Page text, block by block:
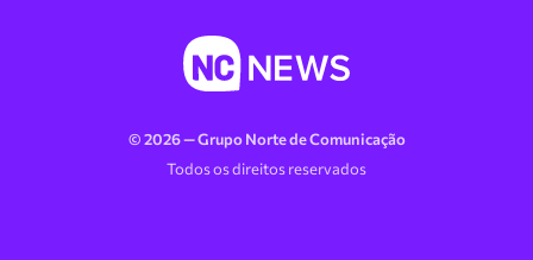
© 2026 — Grupo Norte de Comunicação
Todos os direitos reservados